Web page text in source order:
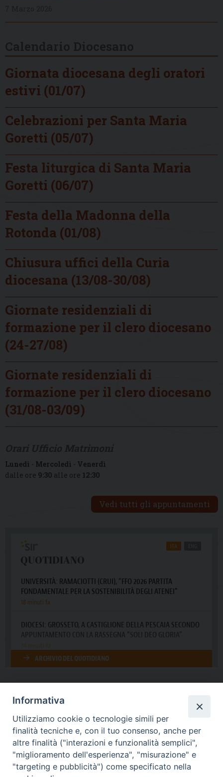
Giornata diocesana degli oratori
estivi (01/07)
Celebrazioni per Santa Maria
Goretti (05/07)
Festa liturgica di Santa Maria
Goretti (06/07)
Festa della Madonna della
Rotonda (01/08)
Chiusura uffici della Curia
diocesana (13/08-30/08)
Giornate residenziali di
formazione per il clero diocesano
(24-27/08)
Giornate residenziali di
formazione per il clero diocesano
(31/08-03/09)
Lunedì - Mercoledì - Venerdì
dalle ore 9:30 alle ore 12:30
Vedi tutti gli appuntamenti
DIOCESI SUBURBICARIA DI ALBANO
Contatti:Tel.: 06.93268401 - Fax.: 06.9323844
E-mail:curia@diocesidialbano.it
Orari: dal Lunedì al Venerdì Ore: 9:00 - 13:00
Informativa
Utilizziamo cookie o tecnologie simili per
finalità tecniche e, con il tuo consenso, anche per
altre finalità ("interazioni e funzionalità semplici",
"miglioramento dell'esperienza", "misurazione" e
"targeting e pubblicità") come specificato nella